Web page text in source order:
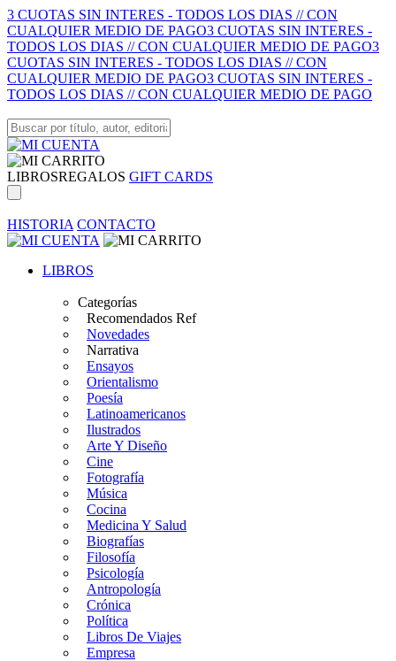
3 CUOTAS SIN INTERES - TODOS LOS DIAS // CON
CUALQUIER MEDIO DE PAGO3 CUOTAS SIN INTERES -
TODOS LOS DIAS // CON CUALQUIER MEDIO DE PAGO3
CUOTAS SIN INTERES - TODOS LOS DIAS // CON
CUALQUIER MEDIO DE PAGO3 CUOTAS SIN INTERES -
TODOS LOS DIAS // CON CUALQUIER MEDIO DE PAGO
LIBROSREGALOS GIFT CARDS
HISTORIA CONTACTO
LIBROS
Categorías
Recomendados Ref
Novedades
Narrativa
Ensayos
Orientalismo
Poesía
Latinoamericanos
Ilustrados
Arte Y Diseño
Cine
Fotografía
Música
Cocina
Medicina Y Salud
Biografías
Filosofía
Psicología
Antropología
Crónica
Política
Libros De Viajes
Empresa